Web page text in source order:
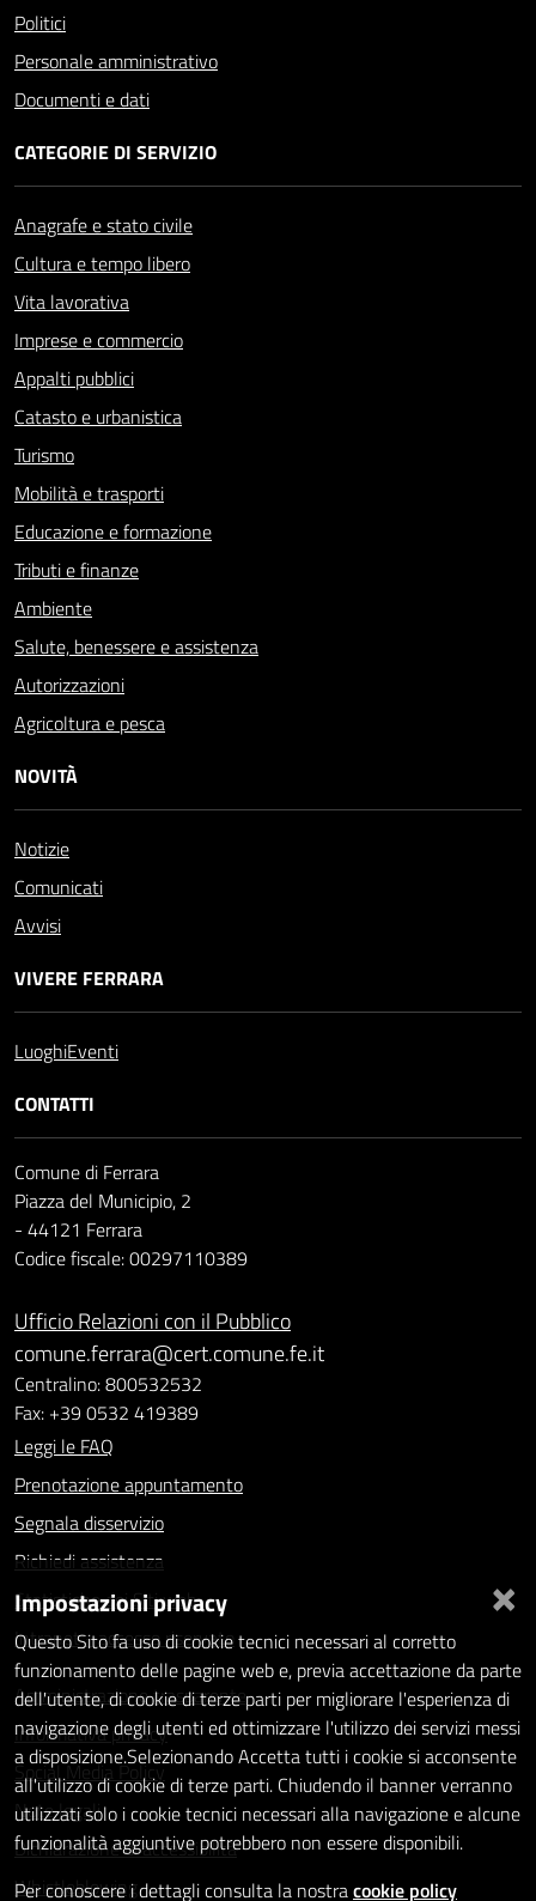
Politici
Personale amministrativo
Documenti e dati
CATEGORIE DI SERVIZIO
Anagrafe e stato civile
Cultura e tempo libero
Vita lavorativa
Imprese e commercio
Appalti pubblici
Catasto e urbanistica
Turismo
Mobilità e trasporti
Educazione e formazione
Tributi e finanze
Ambiente
Salute, benessere e assistenza
Autorizzazioni
Agricoltura e pesca
NOVITÀ
Notizie
Comunicati
Avvisi
VIVERE FERRARA
LuoghiEventi
CONTATTI
Comune di Ferrara
Piazza del Municipio, 2
- 44121 Ferrara
Codice fiscale: 00297110389
Ufficio Relazioni con il Pubblico
comune.ferrara@cert.comune.fe.it
Centralino: 800532532
Fax: +39 0532 419389
Leggi le FAQ
Prenotazione appuntamento
Segnala disservizio
Richiedi assistenza
Statistiche dei Siti web
Intranet - accesso riservato
Amministrazione trasparente
Informativa privacy
Social Media Policy
Note legali
Dichiarazione di accessibilità
Whistleblowing
×
Impostazioni privacy
Questo Sito fa uso di cookie tecnici necessari al corretto
funzionamento delle pagine web e, previa accettazione da parte
dell'utente, di cookie di terze parti per migliorare l'esperienza di
navigazione degli utenti ed ottimizzare l'utilizzo dei servizi messi
a disposizione.Selezionando Accetta tutti i cookie si acconsente
all'utilizzo di cookie di terze parti. Chiudendo il banner verranno
utilizzati solo i cookie tecnici necessari alla navigazione e alcune
funzionalità aggiuntive potrebbero non essere disponibili.
Per conoscere i dettagli consulta la nostracookie policy